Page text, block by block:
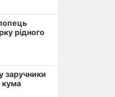
рідного
заручники
кума